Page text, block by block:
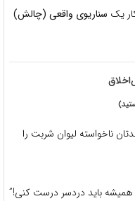
سناریوی واقعی (چالش)
ناخواسته لیوان شربت را
باید دردسر درست کنی!”